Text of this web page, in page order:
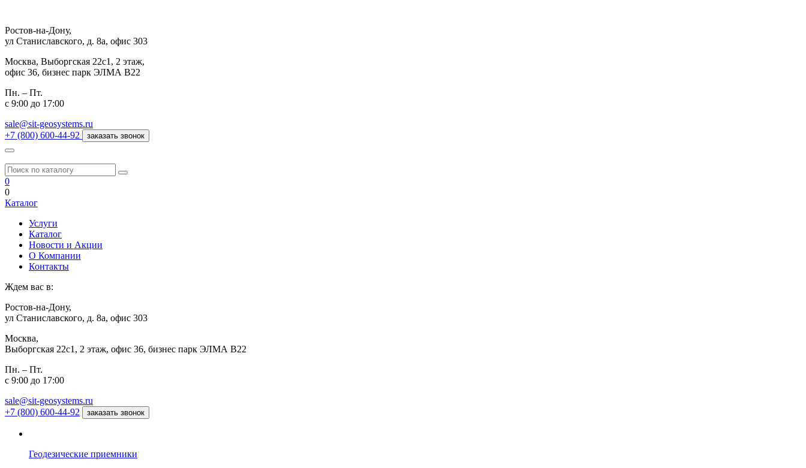
Ростов-на-Дону,
ул Станиславского, д. 8а, офис 303
Москва, Выборгская 22с1, 2 этаж,
офис 36, бизнес парк ЭЛМА В22
Пн. – Пт.
с 9:00 до 17:00
sale@sit-geosystems.ru
+7 (800) 600-44-92
заказать звонок
0
0
Каталог
Услуги
Каталог
Новости и Акции
О Компании
Контакты
Ждем вас в:
Ростов-на-Дону,
ул Станиславского, д. 8а, офис 303
Москва,
Выборгская 22с1, 2 этаж, офис 36, бизнес парк ЭЛМА В22
Пн. – Пт.
с 9:00 до 17:00
sale@sit-geosystems.ru
+7 (800) 600-44-92
заказать звонок
Геодезические приемники